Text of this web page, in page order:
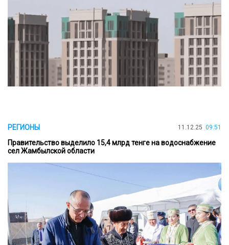
РЕГИОНЫ 11.12.25 09:51
Правительство выделило 15,4 млрд тенге на водоснабжение
сел Жамбылской области